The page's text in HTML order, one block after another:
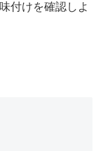
付けを確認しよ